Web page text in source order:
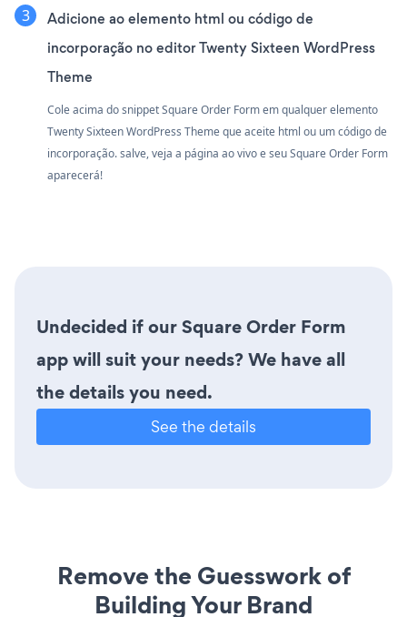
Adicione ao elemento html ou código de
incorporação no editor Twenty Sixteen WordPress
Theme
Cole acima do snippet Square Order Form em qualquer elemento
Twenty Sixteen WordPress Theme que aceite html ou um código de
incorporação. salve, veja a página ao vivo e seu Square Order Form
aparecerá!
Undecided if our Square Order Form
app will suit your needs? We have all
the details you need.
See the details
Remove the Guesswork of
Building Your Brand